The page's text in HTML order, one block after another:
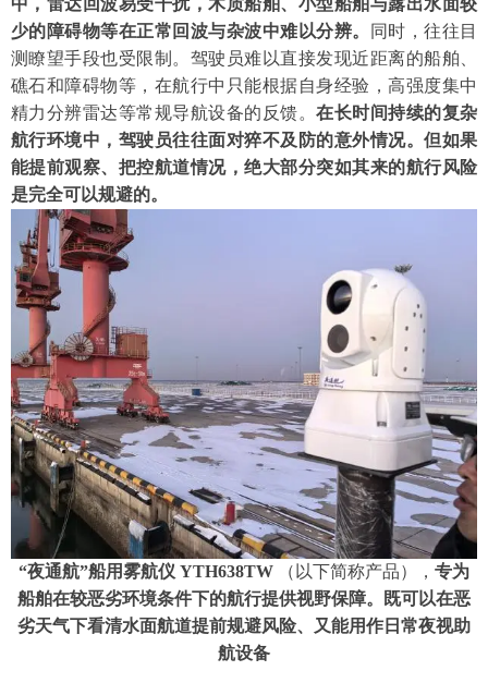
少的障碍物等在正常回波与杂波中难以分辨。
同时，往往目
测瞭望手段也受限制 。 驾驶员难以直接发现近距离的船舶、
礁石和障碍物等， 在航行中 只能根据自身经验，高强度集中
精力分辨雷达等常规导航设备的 反馈。在长时间持续的复杂
航行环境中，驾驶员往往面对猝不及防的意外情况。但如果
能提前观察、把控航道情况，绝大部分突如其来的航行风险
是完全可以规避的。
“夜通航”船用雾航仪 YTH638TW （以下简称产品）， 专为
船舶在较恶劣环境条件下的航行提供视野保障。既可以在恶
劣天气下看清水面航道提前规避风险、又能用作日常夜视助
航设备